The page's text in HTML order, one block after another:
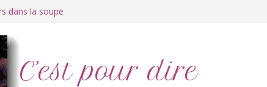
dans la soupe
de merde » !
ou «
C’est pour dire